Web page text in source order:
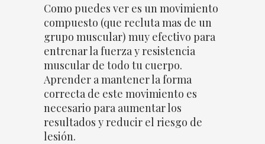
Como puedes ver es un movimiento
compuesto (que recluta mas de un
grupo muscular) muy efectivo para
entrenar la fuerza y resistencia
muscular de todo tu cuerpo.
Aprender a mantener la forma
correcta de este movimiento es
necesario para aumentar los
resultados y reducir el riesgo de
lesión.